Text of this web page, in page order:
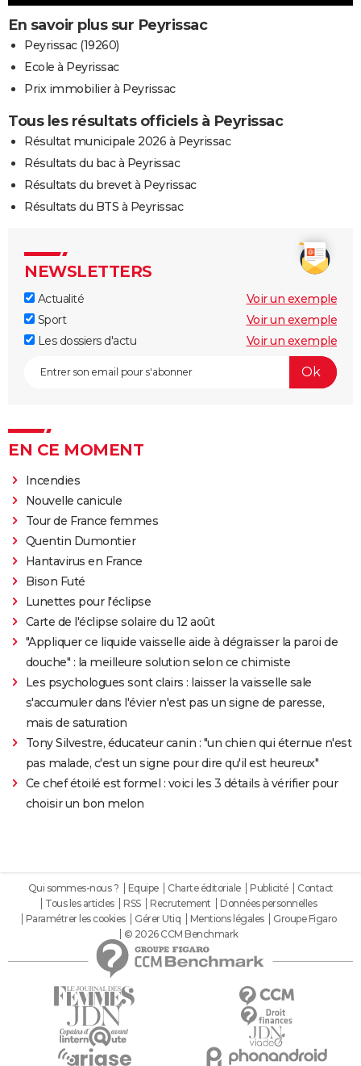
En savoir plus sur Peyrissac
Peyrissac (19260)
Ecole à Peyrissac
Prix immobilier à Peyrissac
Tous les résultats officiels à Peyrissac
Résultat municipale 2026 à Peyrissac
Résultats du bac à Peyrissac
Résultats du brevet à Peyrissac
Résultats du BTS à Peyrissac
NEWSLETTERS
Actualité
Voir un exemple
Sport
Voir un exemple
Les dossiers d'actu
Voir un exemple
EN CE MOMENT
Incendies
Nouvelle canicule
Tour de France femmes
Quentin Dumontier
Hantavirus en France
Bison Futé
Lunettes pour l'éclipse
Carte de l'éclipse solaire du 12 août
"Appliquer ce liquide vaisselle aide à dégraisser la paroi de
douche" : la meilleure solution selon ce chimiste
Les psychologues sont clairs : laisser la vaisselle sale
s'accumuler dans l'évier n'est pas un signe de paresse,
mais de saturation
Tony Silvestre, éducateur canin : "un chien qui éternue n'est
pas malade, c'est un signe pour dire qu'il est heureux"
Ce chef étoilé est formel : voici les 3 détails à vérifier pour
choisir un bon melon
Qui sommes-nous ? Equipe Charte éditoriale Publicité
Contact
Tous les articles
RSS Recrutement
Données personnelles
Paramétrer les cookies
Gérer Utiq Mentions légales
Groupe Figaro
© 2026 CCM Benchmark